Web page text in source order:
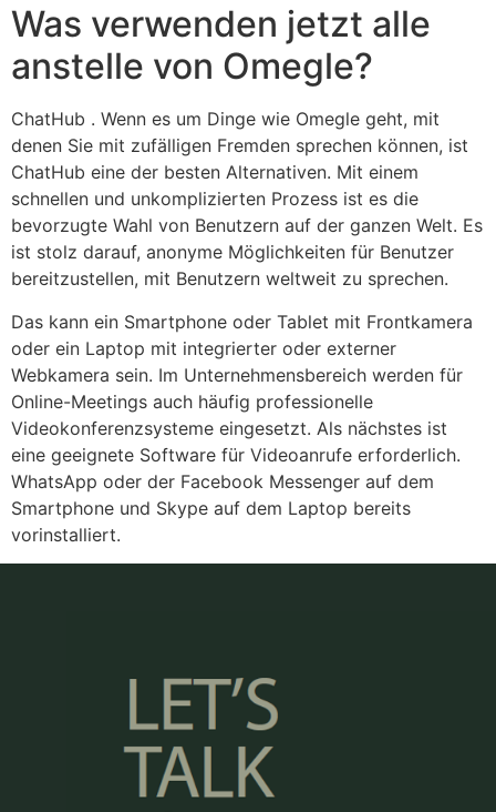
Was verwenden jetzt alle
anstelle von Omegle?
ChatHub . Wenn es um Dinge wie Omegle geht, mit
denen Sie mit zufälligen Fremden sprechen können, ist
ChatHub eine der besten Alternativen. Mit einem
schnellen und unkomplizierten Prozess ist es die
bevorzugte Wahl von Benutzern auf der ganzen Welt. Es
ist stolz darauf, anonyme Möglichkeiten für Benutzer
bereitzustellen, mit Benutzern weltweit zu sprechen.
Das kann ein Smartphone oder Tablet mit Frontkamera
oder ein Laptop mit integrierter oder externer
Webkamera sein. Im Unternehmensbereich werden für
Online-Meetings auch häufig professionelle
Videokonferenzsysteme eingesetzt. Als nächstes ist
eine geeignete Software für Videoanrufe erforderlich.
WhatsApp oder der Facebook Messenger auf dem
Smartphone und Skype auf dem Laptop bereits
vorinstalliert.